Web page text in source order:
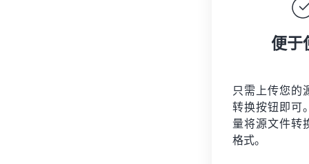
便于
只需上传您的
转换按钮即可
量将源文件转
格式。